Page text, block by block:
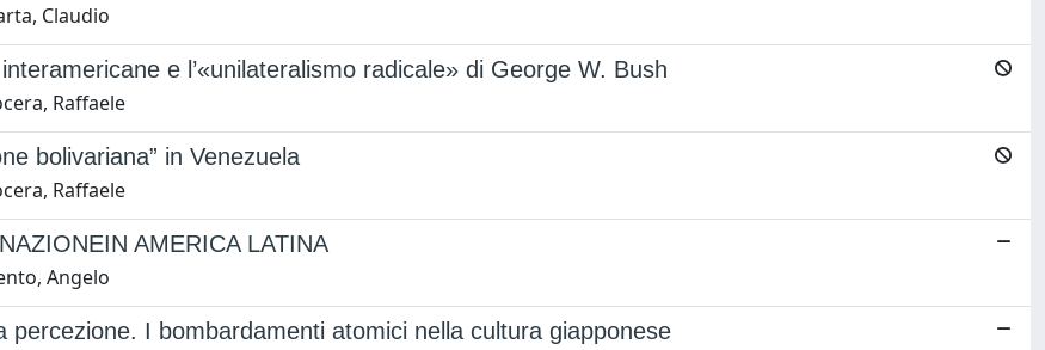
Claudio
e l’«unilateralismo radicale» di George W. Bush
Raffaele
bolivariana” in Venezuela
Raffaele
AMERICA LATINA
Angelo
percezione. I bombardamenti atomici nella cultura giapponese